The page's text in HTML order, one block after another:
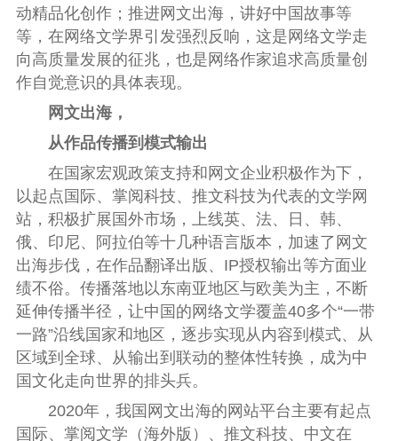
动精品化创作；推进网文出海，讲好中国故事等
等，在网络文学界引发强烈反响，这是网络文学走
向高质量发展的征兆，也是网络作家追求高质量创
作自觉意识的具体表现。
网文出海，
从作品传播到模式输出
在国家宏观政策支持和网文企业积极作为下，
以起点国际、掌阅科技、推文科技为代表的文学网
站，积极扩展国外市场，上线英、法、日、韩、
俄、印尼、阿拉伯等十几种语言版本，加速了网文
出海步伐，在作品翻译出版、IP授权输出等方面业
绩不俗。传播落地以东南亚地区与欧美为主，不断
延伸传播半径，让中国的网络文学覆盖40多个“一带
一路”沿线国家和地区，逐步实现从内容到模式、从
区域到全球、从输出到联动的整体性转换，成为中
国文化走向世界的排头兵。
2020年，我国网文出海的网站平台主要有起点
国际、掌阅文学（海外版）、推文科技、中文在